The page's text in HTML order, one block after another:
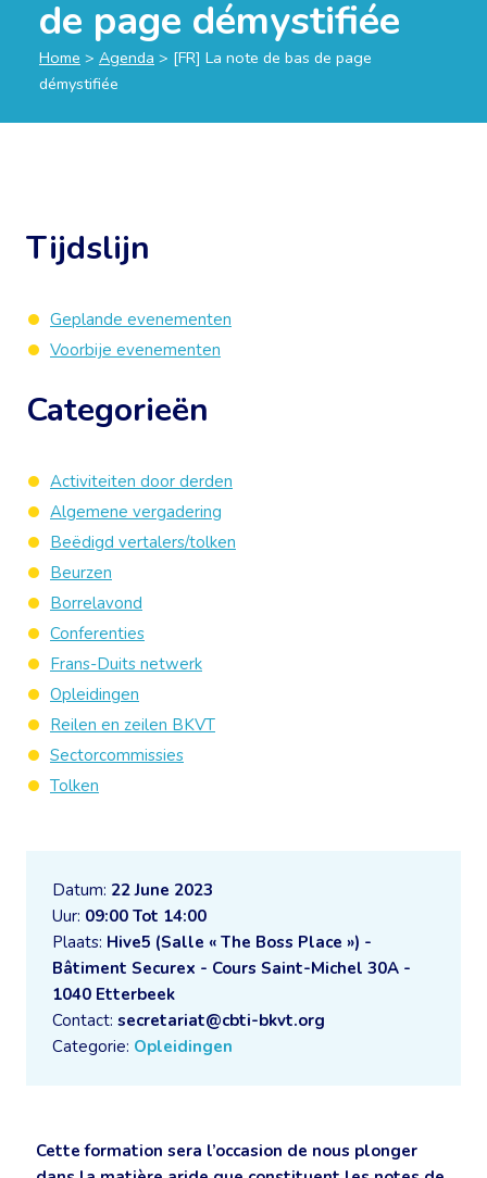
de page démystifiée
Home > Agenda > [FR] La note de bas de page
démystifiée
Datum: 22 June 2023
Uur: 09:00 Tot 14:00
Plaats: Hive5 (Salle « The Boss Place ») -
Bâtiment Securex - Cours Saint-Michel 30A -
1040 Etterbeek
Contact: secretariat@cbti-bkvt.org
Categorie: Opleidingen
Cette formation sera l’occasion de nous plonger
Tijdslijn
Geplande evenementen
Voorbije evenementen
Categorieën
Activiteiten door derden
Algemene vergadering
Beëdigd vertalers/tolken
Beurzen
Borrelavond
Conferenties
Frans-Duits netwerk
Opleidingen
Reilen en zeilen BKVT
Sectorcommissies
Tolken